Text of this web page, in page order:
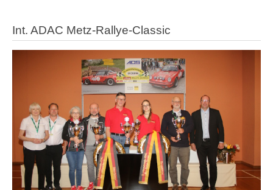
Int. ADAC Metz-Rallye-Classic